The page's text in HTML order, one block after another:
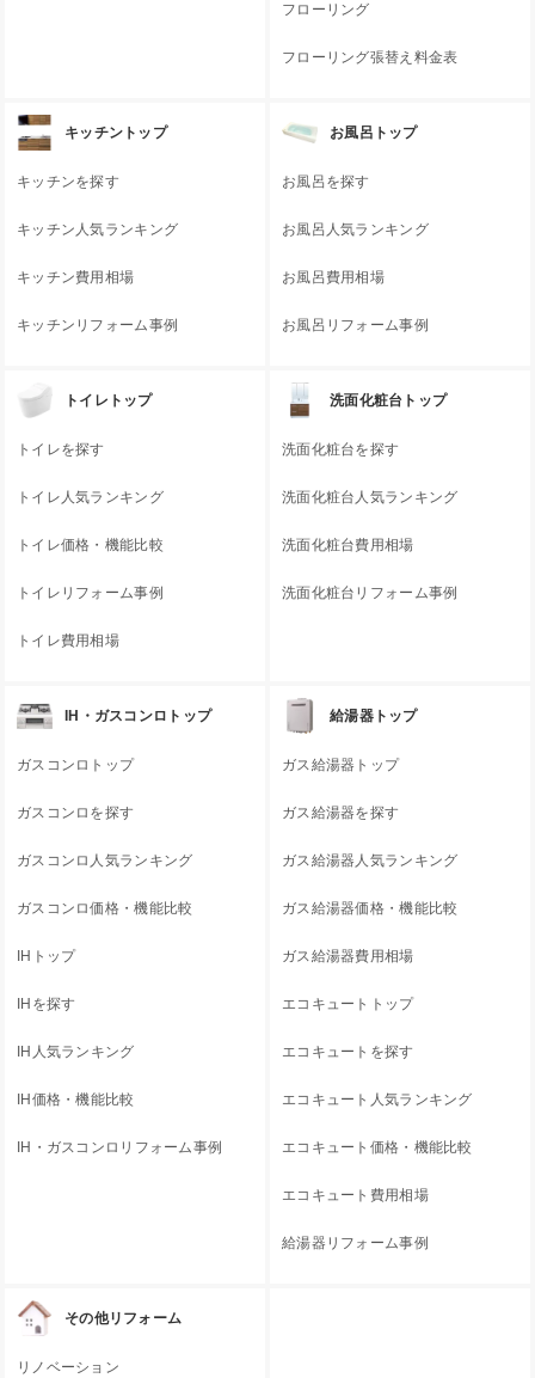
フローリング
フローリング張替え料金表
キッチントップ
キッチンを探す
キッチン人気ランキング
キッチン費用相場
キッチンリフォーム事例
お風呂トップ
お風呂を探す
お風呂人気ランキング
お風呂費用相場
お風呂リフォーム事例
トイレトップ
トイレを探す
トイレ人気ランキング
トイレ価格・機能比較
トイレリフォーム事例
トイレ費用相場
洗面化粧台トップ
洗面化粧台を探す
洗面化粧台人気ランキング
洗面化粧台費用相場
洗面化粧台リフォーム事例
IH・ガスコンロトップ
ガスコンロトップ
ガスコンロを探す
ガスコンロ人気ランキング
ガスコンロ価格・機能比較
IHトップ
IHを探す
IH人気ランキング
IH価格・機能比較
IH・ガスコンロリフォーム事例
給湯器トップ
ガス給湯器トップ
ガス給湯器を探す
ガス給湯器人気ランキング
ガス給湯器価格・機能比較
ガス給湯器費用相場
エコキュートトップ
エコキュートを探す
エコキュート人気ランキング
エコキュート価格・機能比較
エコキュート費用相場
給湯器リフォーム事例
その他リフォーム
リノベーション